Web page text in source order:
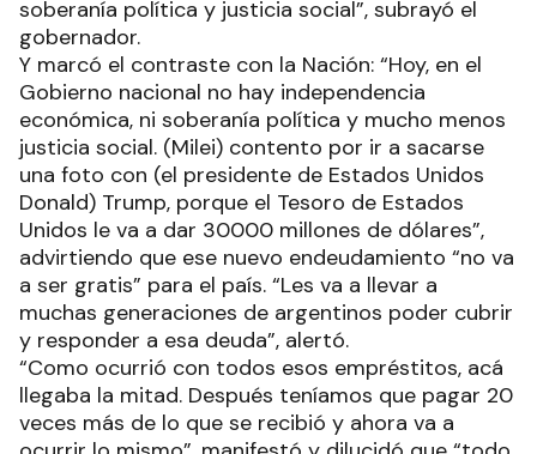
soberanía política y justicia social”, subrayó el
gobernador.
Y marcó el contraste con la Nación: “Hoy, en el
Gobierno nacional no hay independencia
económica, ni soberanía política y mucho menos
justicia social. (Milei) contento por ir a sacarse
una foto con (el presidente de Estados Unidos
Donald) Trump, porque el Tesoro de Estados
Unidos le va a dar 30000 millones de dólares”,
advirtiendo que ese nuevo endeudamiento “no va
a ser gratis” para el país. “Les va a llevar a
muchas generaciones de argentinos poder cubrir
y responder a esa deuda”, alertó.
“Como ocurrió con todos esos empréstitos, acá
llegaba la mitad. Después teníamos que pagar 20
veces más de lo que se recibió y ahora va a